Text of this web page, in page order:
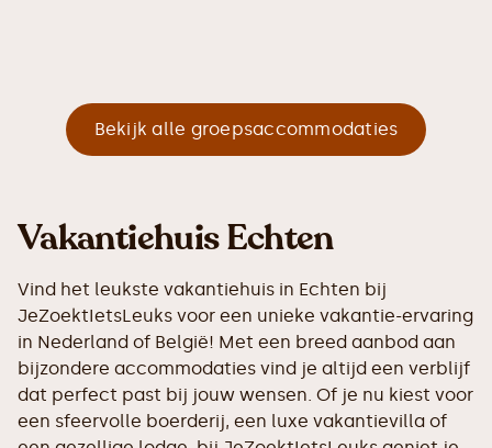
Bekijk alle groepsaccommodaties
Vakantiehuis Echten
Vind het leukste vakantiehuis in Echten bij
JeZoektIetsLeuks voor een unieke vakantie-ervaring
in Nederland of België! Met een breed aanbod aan
bijzondere accommodaties vind je altijd een verblijf
dat perfect past bij jouw wensen. Of je nu kiest voor
een sfeervolle boerderij, een luxe vakantievilla of